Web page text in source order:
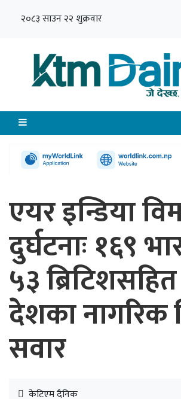
२०८३ साउन २२ शुक्रवार
एयर इन्डिया
दुर्घटनाः १६९
५३
देशका नागरिक
सवार
केटिएम दैनिक